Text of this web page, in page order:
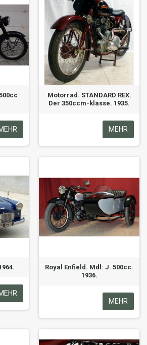
Motorrad. STANDARD REX.
Der 350ccm-klasse. 1935.
MEHR
Royal Enfield. Mdl: J. 500cc.
1936.
MEHR